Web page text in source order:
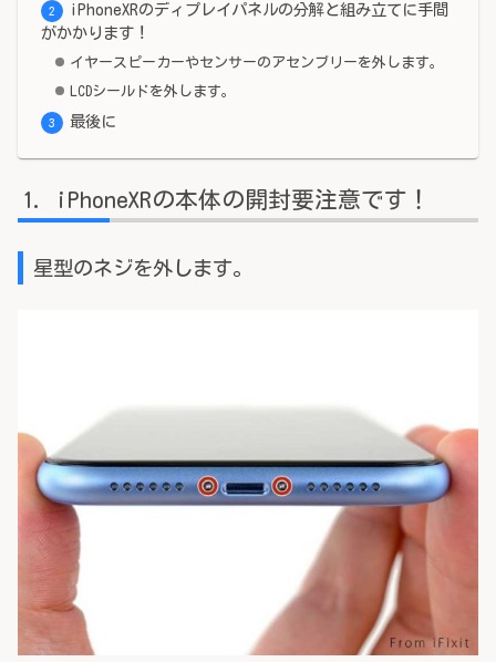
iPhoneXRのディプレイパネルの分解と組み立てに手間
がかかります！
イヤースピーカーやセンサーのアセンブリーを外します。
LCDシールドを外します。
最後に
iPhoneXRの本体の開封要注意です！
星型のネジを外します。